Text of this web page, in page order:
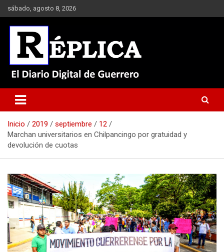
Saltar
al
contenido
sábado, agosto 8, 2026
Réplica
Inicio 2019 septiembre
12
Marchan universitarios en Chilpancingo por gratuidad y
devolución de cuotas